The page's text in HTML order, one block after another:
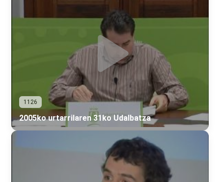
1126
2005ko urtarrilaren 31ko Udalbatza